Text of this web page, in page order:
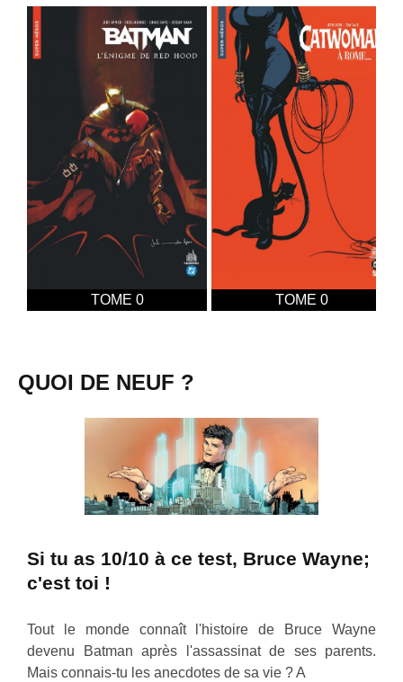
TOME 0 TOME 0
QUOI DE NEUF ?
Si tu as 10/10 à ce test, Bruce Wayne;
c'est toi !
Tout le monde connaît l'histoire de Bruce Wayne
devenu Batman après l'assassinat de ses parents.
Mais connais-tu les anecdotes de sa vie ? A